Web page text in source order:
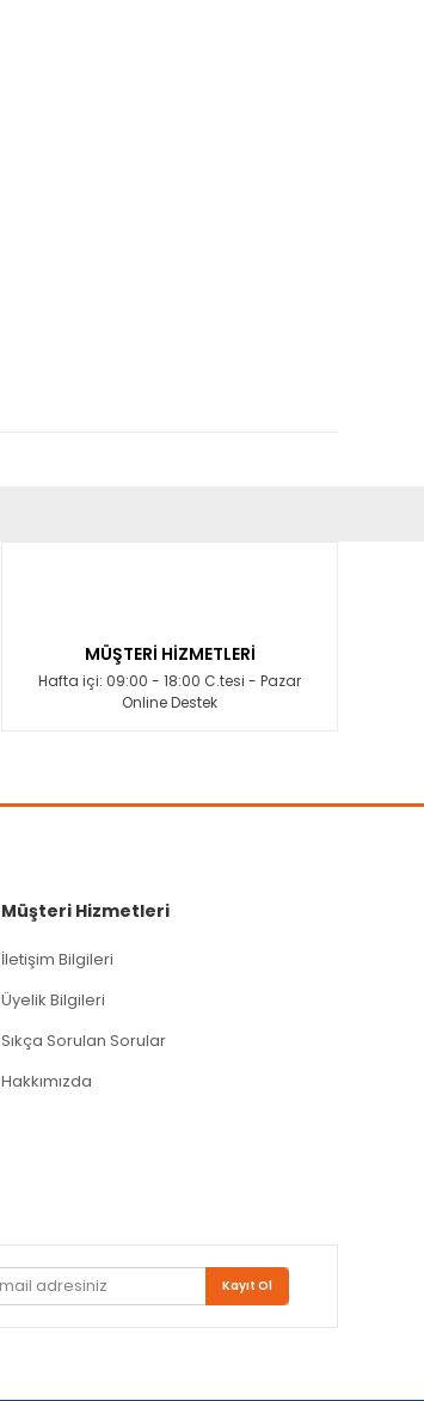
MÜŞTERİ HİZMETLERİ
Hafta içi: 09:00 - 18:00 C.tesi - Pazar
Online Destek
Müşteri Hizmetleri
İletişim Bilgileri
Üyelik Bilgileri
Sıkça Sorulan Sorular
Hakkımızda
Kayıt Ol